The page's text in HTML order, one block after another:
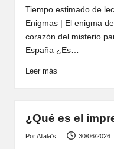
por
Tiempo estimado de
Enigmas | El enigma
corazón del misterio
España ¿Es…
Leer más
¿Qué es el
PorAllala's 30/06/2026